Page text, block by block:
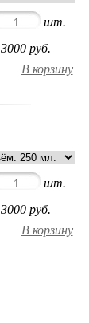
шт.
3000 руб.
шт.
3000 руб.